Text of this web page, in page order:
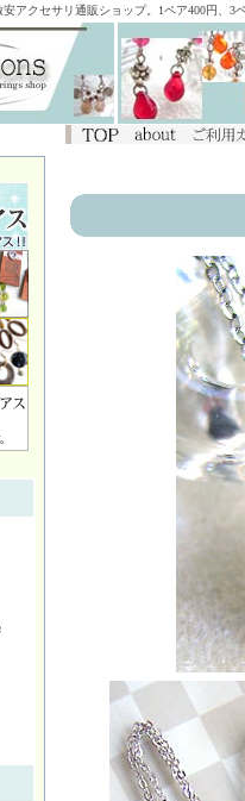
アクセサリ通販ショップ。1ペア400円、